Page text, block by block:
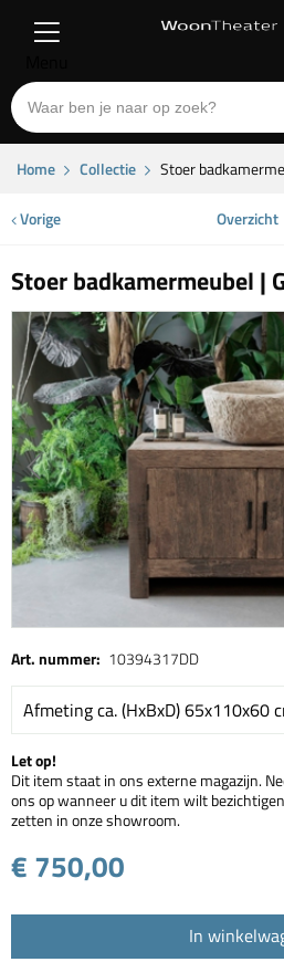
Home Collectie Stoer
Vorige Overzicht
Stoer badkamermeubel |
Art. nummer: 10394317DD
Afmeting ca. (HxBxD) 65x110x60
Let op!
Dit item staat in ons externe magazijn.
ons op wanneer u dit item wilt
zetten in onze showroom.
€ 750,00
In